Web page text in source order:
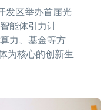
发区举办首届光
能体引力计
力、基金等方
为核心的创新生